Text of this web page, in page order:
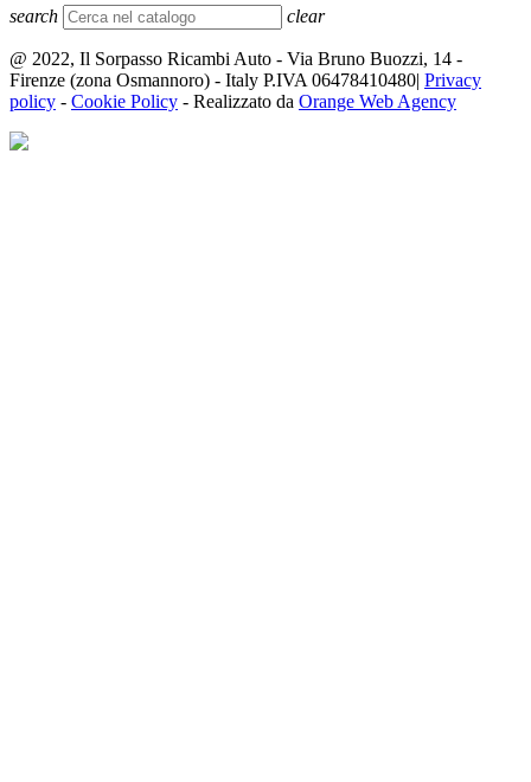
search clear
@ 2022, Il Sorpasso Ricambi Auto - Via Bruno Buozzi, 14 -
Firenze (zona Osmannoro) - Italy P.IVA 06478410480| Privacy
policy - Cookie Policy - Realizzato da Orange Web Agency